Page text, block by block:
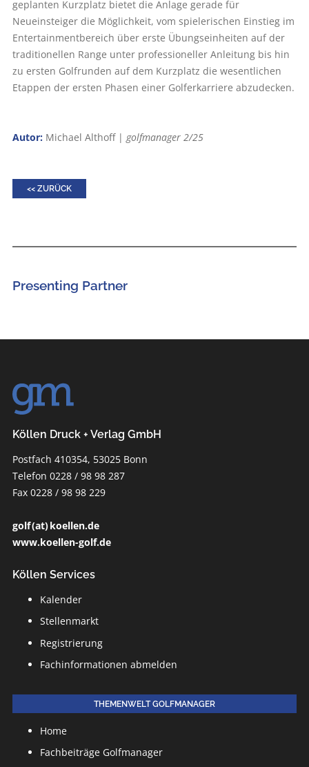
geplanten Kurzplatz bietet die Anlage gerade für
Neueinsteiger die Möglichkeit, vom spielerischen Einstieg im
Entertainmentbereich über erste Übungseinheiten auf der
traditionellen Range unter professioneller Anleitung bis hin
zu ersten Golfrunden auf dem Kurzplatz die wesentlichen
Etappen der ersten Phasen einer Golferkarriere abzudecken.
Autor:Michael Althoff | golfmanager 2/25
<< ZURÜCK
Presenting Partner
Köllen Druck + Verlag GmbH
Postfach 410354, 53025 Bonn
Telefon 0228 / 98 98 287
Fax 0228 / 98 98 229
golf (at) koellen.de
www.koellen-golf.de
Köllen Services
Kalender
Stellenmarkt
Registrierung
Fachinformationen abmelden
THEMENWELT GOLFMANAGER
Home
Fachbeiträge Golfmanager